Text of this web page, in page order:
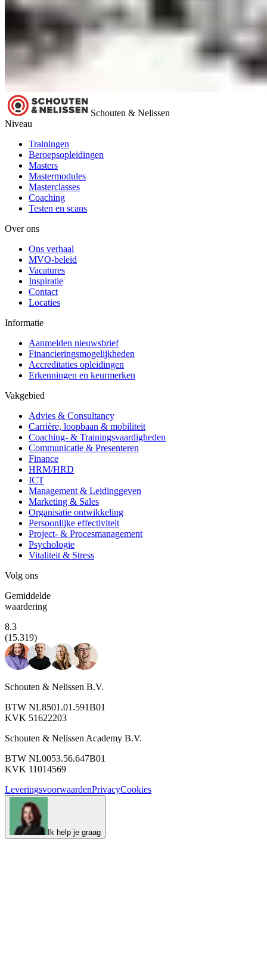
Schouten & Nelissen
Niveau
Trainingen
Beroepsopleidingen
Masters
Mastermodules
Masterclasses
Coaching
Testen en scans
Over ons
Ons verhaal
MVO-beleid
Vacatures
Inspiratie
Contact
Locaties
Informatie
Aanmelden nieuwsbrief
Financieringsmogelijkheden
Accreditaties opleidingen
Erkenningen en keurmerken
Vakgebied
Advies & Consultancy
Carrière, loopbaan & mobiliteit
Coaching- & Trainingsvaardigheden
Communicatie & Presenteren
Finance
HRM/HRD
ICT
Management & Leidinggeven
Marketing & Sales
Organisatie ontwikkeling
Persoonlijke effectiviteit
Project- & Procesmanagement
Psychologie
Vitaliteit & Stress
Volg ons
Gemiddelde
waardering
8.3
(15.319)
Schouten & Nelissen B.V.
BTW NL8501.01.591B01
KVK 51622203
Schouten & Nelissen Academy B.V.
BTW NL0053.56.647B01
KVK 11014569
LeveringsvoorwaardenPrivacyCookies
Ik help je graag